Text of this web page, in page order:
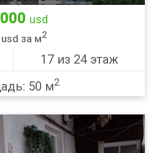
usd
за м2
17 из 24 этаж
50 м2